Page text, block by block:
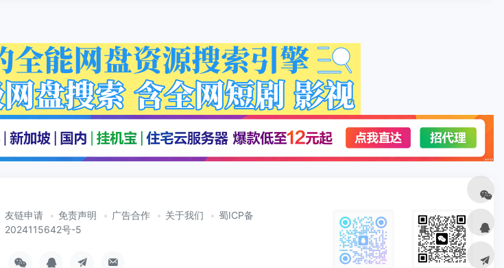
友链申请 免责声明 广告合作 关于我们
蜀ICP备
2024115642号-5